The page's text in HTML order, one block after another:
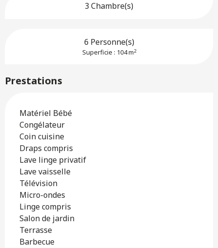
3 Chambre(s)
6 Personne(s)
Superficie : 104 m2
Prestations
Matériel Bébé
Congélateur
Coin cuisine
Draps compris
Lave linge privatif
Lave vaisselle
Télévision
Micro-ondes
Linge compris
Salon de jardin
Terrasse
Barbecue